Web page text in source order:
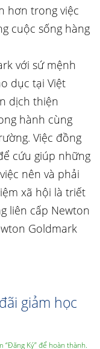
hơn trong việc
cuộc sống hàng
với sứ mệnh
dục tại Việt
dịch thiện
hành cùng
Việc đồng
cứu giúp những
nên và phải
xã hội là triết
liên cấp Newton
Goldmark
giảm học
Ký” để hoàn thành.